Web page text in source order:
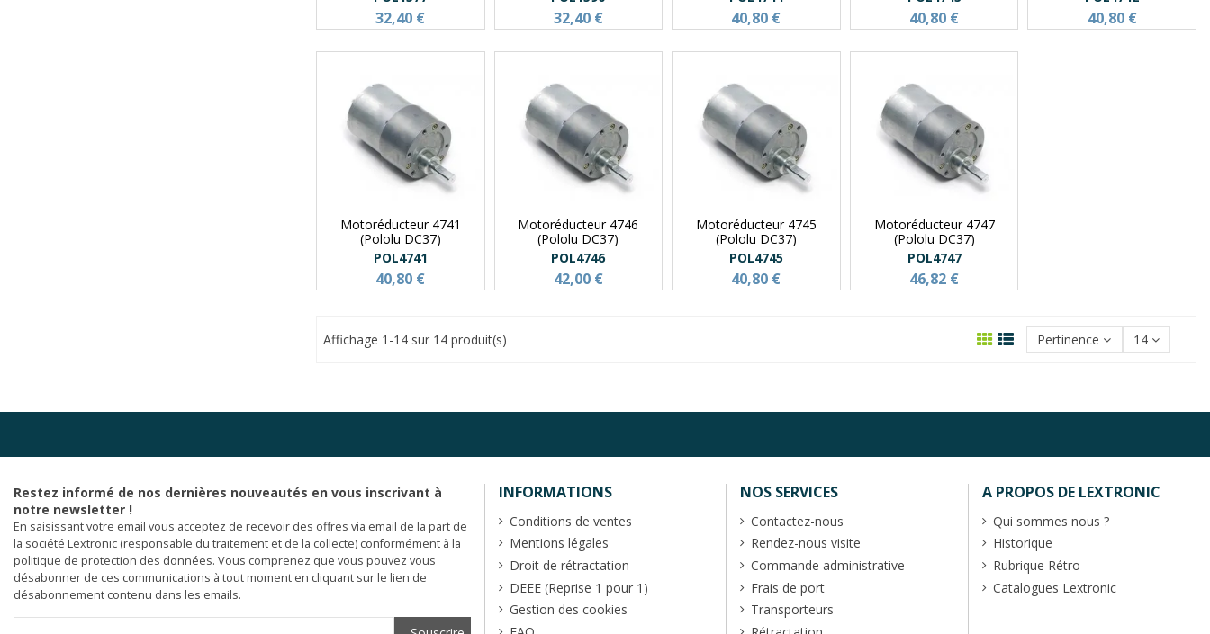
32,40 € 32,40 € 40,80 € 40,80 € 40,80 €
Motoréducteur 4741
(Pololu DC37)
POL4741
40,80 €
Motoréducteur 4746
(Pololu DC37)
POL4746
42,00 €
Motoréducteur 4745
(Pololu DC37)
POL4745
40,80 €
Motoréducteur 4747
(Pololu DC37)
POL4747
46,82 €
Affichage 1-14 sur 14 produit(s) Pertinence 14
Restez informé de nos dernières nouveautés en vous inscrivant à
notre newsletter !
En saisissant votre email vous acceptez de recevoir des offres via email de la part de
la société Lextronic (responsable du traitement et de la collecte) conformément à la
politique de protection des données. Vous comprenez que vous pouvez vous
désabonner de ces communications à tout moment en cliquant sur le lien de
désabonnement contenu dans les emails.
INFORMATIONS
Conditions de ventes
Mentions légales
Droit de rétractation
DEEE (Reprise 1 pour 1)
Gestion des cookies
NOS SERVICES
Contactez-nous
Rendez-nous visite
Commande administrative
Frais de port
Transporteurs
A PROPOS DE LEXTRONIC
Qui sommes nous ?
Historique
Rubrique Rétro
Catalogues Lextronic